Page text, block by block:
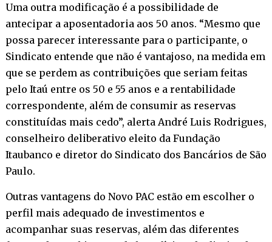
Uma outra modificação é a possibilidade de
antecipar a aposentadoria aos 50 anos. “Mesmo que
possa parecer interessante para o participante, o
Sindicato entende que não é vantajoso, na medida em
que se perdem as contribuições que seriam feitas
pelo Itaú entre os 50 e 55 anos e a rentabilidade
correspondente, além de consumir as reservas
constituídas mais cedo”, alerta André Luis Rodrigues,
conselheiro deliberativo eleito da Fundação
Itaubanco e diretor do Sindicato dos Bancários de São
Paulo.
Outras vantagens do Novo PAC estão em escolher o
perfil mais adequado de investimentos e
acompanhar suas reservas, além das diferentes